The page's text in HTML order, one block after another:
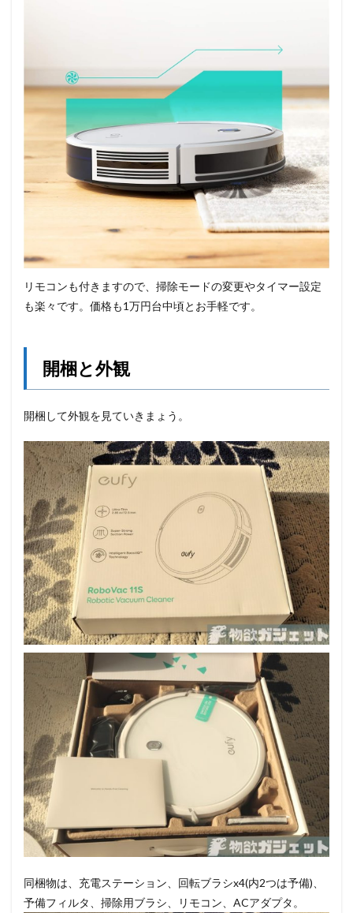
リモコンも付きますので、掃除モードの変更やタイマー設定
も楽々です。価格も1万円台中頃とお手軽です。
開梱と外観
開梱して外観を見ていきまょう。
同梱物は、充電ステーション、回転ブラシx4(内2つは予備)、
予備フィルタ、掃除用ブラシ、リモコン、ACアダプタ。